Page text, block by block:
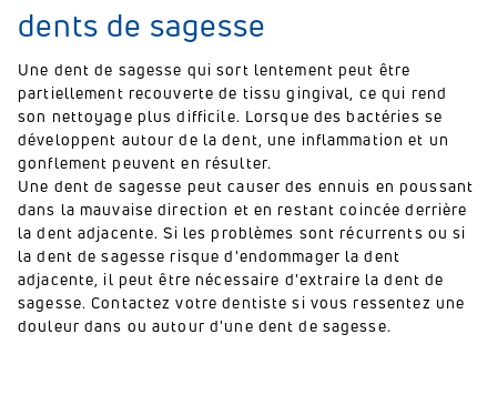
dents de sagesse
Une dent de sagesse qui sort lentement peut être
partiellement recouverte de tissu gingival, ce qui rend
son nettoyage plus difficile. Lorsque des bactéries se
développent autour de la dent, une inflammation et un
gonflement peuvent en résulter.
Une dent de sagesse peut causer des ennuis en poussant
dans la mauvaise direction et en restant coincée derrière
la dent adjacente. Si les problèmes sont récurrents ou si
la dent de sagesse risque d'endommager la dent
adjacente, il peut être nécessaire d'extraire la dent de
sagesse. Contactez votre dentiste si vous ressentez une
douleur dans ou autour d'une dent de sagesse.